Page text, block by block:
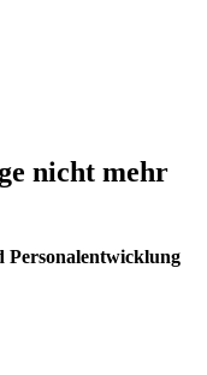
nicht mehr
Personalentwicklung